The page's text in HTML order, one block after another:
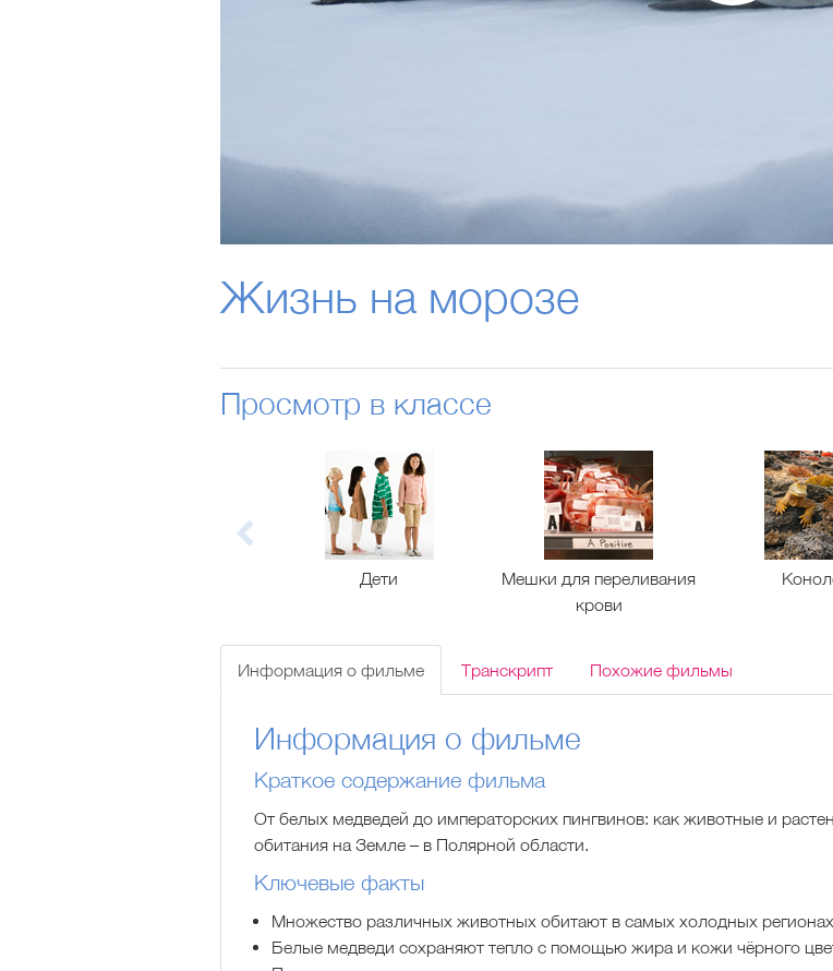
Жизнь на морозе
Просмотр в классе
Дети
Мешки для переливания
крови
Информация о фильме Транскрипт Похожие фильмы
Информация о фильме
Краткое содержание фильма
От белых медведей до императорских пингвинов: как животные и
обитания на Земле – в Полярной области.
Ключевые факты
Множество различных животных обитают в самых холодных
Белые медведи сохраняют тепло с помощью жира и кожи чёрного